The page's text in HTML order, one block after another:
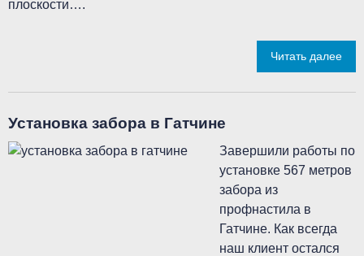
плоскости….
Читать далее
Установка забора в Гатчине
Завершили работы по
установке 567 метров
забора из
профнастила в
Гатчине. Как всегда
наш клиент остался